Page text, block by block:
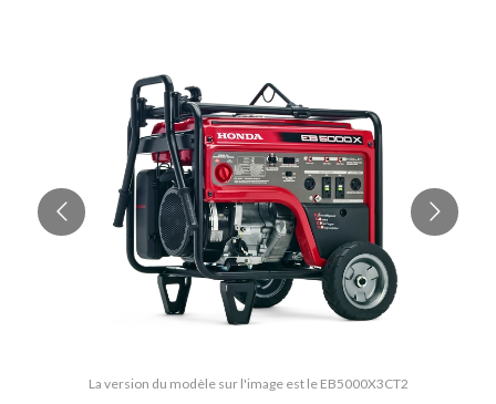
La version du modèle sur l'image est le EB5000X3CT2